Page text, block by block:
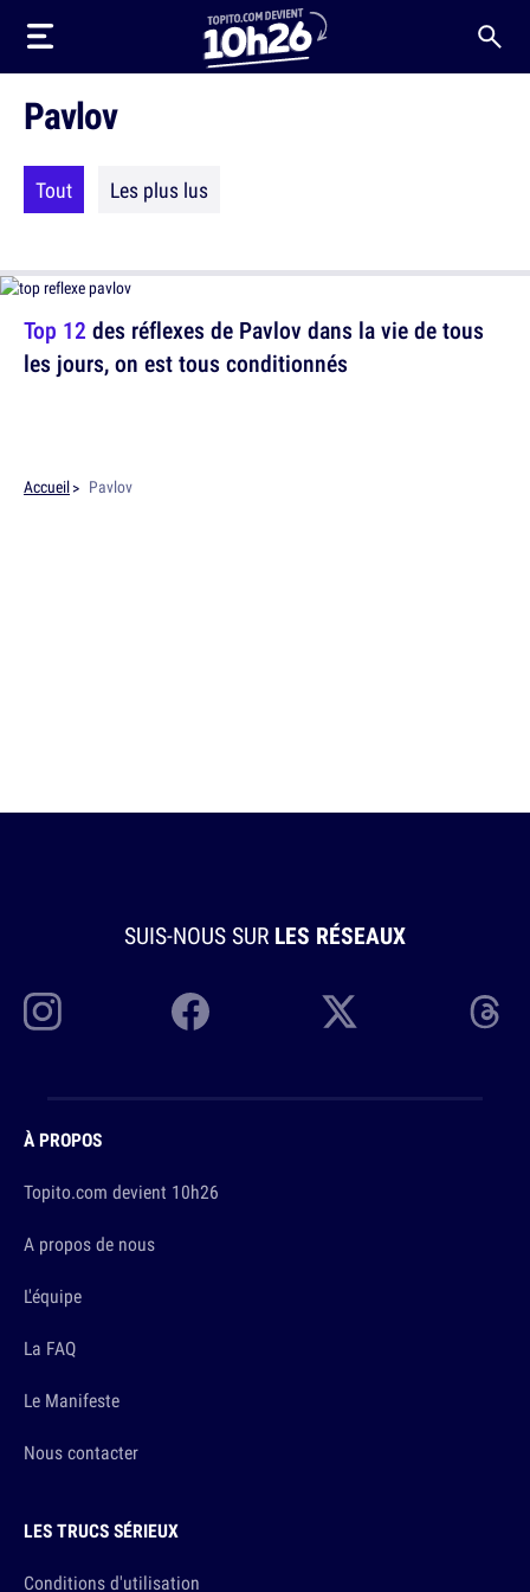
Pavlov
Tout Les plus lus
Top 12 des réflexes de Pavlov dans la vie de tous
les jours, on est tous conditionnés
Accueil Pavlov
SUIS-NOUS SUR LES RÉSEAUX
À PROPOS
Topito.com devient 10h26
A propos de nous
L'équipe
La FAQ
Le Manifeste
Nous contacter
LES TRUCS SÉRIEUX
Conditions d'utilisation